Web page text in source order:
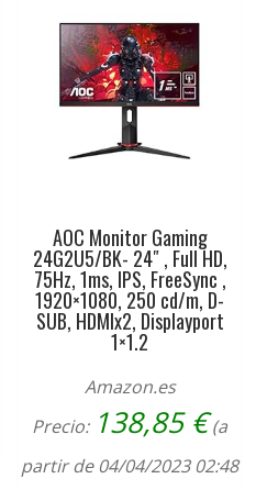
AOC Monitor Gaming
24G2U5/BK- 24″ , Full HD,
75Hz, 1ms, IPS, FreeSync ,
1920×1080, 250 cd/m, D-
SUB, HDMIx2, Displayport
1×1.2
Amazon.es
Precio: 138,85€ (a
partir de 04/04/2023 02:48